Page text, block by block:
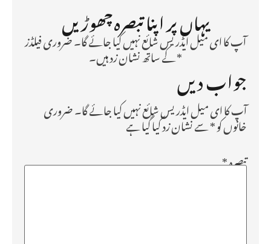
یہاں پر اپنا تبصرہ چھوڑیں
آپ کا ای میل ایڈریس شائع نہیں کیا جائے گا۔ ضروری فیلڈز
* کے ساتھ نشان زد ہیں۔
جواب دیں
آپ کا ای میل ایڈریس شائع نہیں کیا جائے گا۔ضروری
خانوں کو*سے نشان زد کیا گیا ہے
تبصرہ*